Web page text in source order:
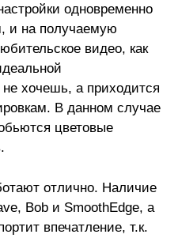
одновременно
и на получаемую
видео, как
хочешь, а приходится
В данном случае
цветовые
отлично. Наличие
Bob и SmoothEdge, а
впечатление, т.к.